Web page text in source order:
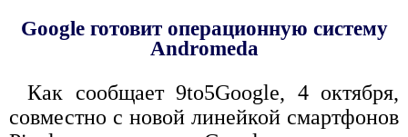
Google готовит операционную систему
Andromeda
Как сообщает 9to5Google, 4 октября,
совместно с новой линейкой смартфонов